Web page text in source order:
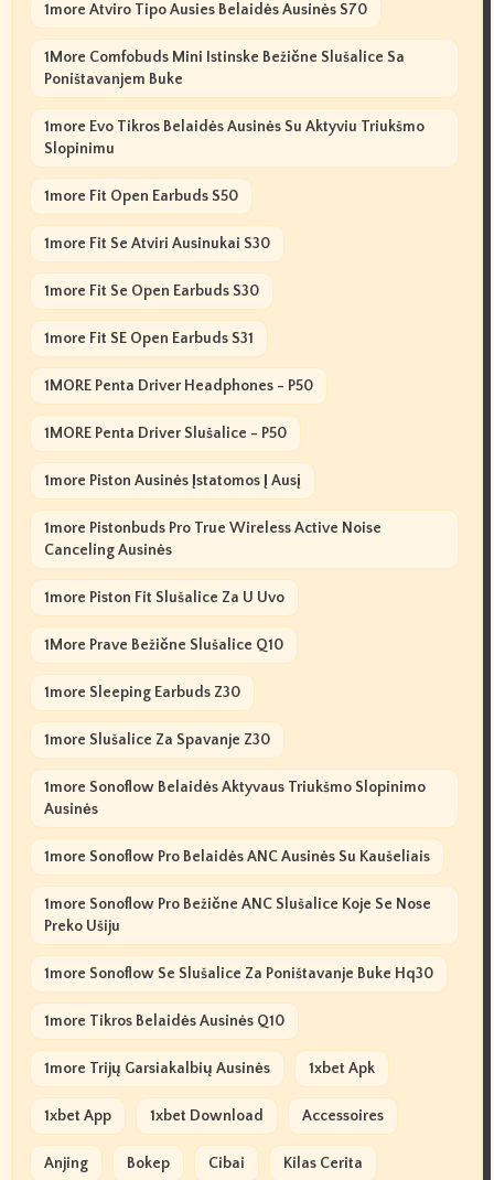
1more Atviro Tipo Ausies Belaidės Ausinės S70
1More Comfobuds Mini Istinske Bežične Slušalice Sa
Poništavanjem Buke
1more Evo Tikros Belaidės Ausinės Su Aktyviu Triukšmo
Slopinimu
1more Fit Open Earbuds S50
1more Fit Se Atviri Ausinukai S30
1more Fit Se Open Earbuds S30
1more Fit SE Open Earbuds S31
1MORE Penta Driver Headphones - P50
1MORE Penta Driver Slušalice - P50
1more Piston Ausinės Įstatomos Į Ausį
1more Pistonbuds Pro True Wireless Active Noise
Canceling Ausinės
1more Piston Fit Slušalice Za U Uvo
1More Prave Bežične Slušalice Q10
1more Sleeping Earbuds Z30
1more Slušalice Za Spavanje Z30
1more Sonoflow Belaidės Aktyvaus Triukšmo Slopinimo
Ausinės
1more Sonoflow Pro Belaidės ANC Ausinės Su Kaušeliais
1more Sonoflow Pro Bežične ANC Slušalice Koje Se Nose
Preko Ušiju
1more Sonoflow Se Slušalice Za Poništavanje Buke Hq30
1more Tikros Belaidės Ausinės Q10
1more Trijų Garsiakalbių Ausinės 1xbet Apk
1xbet App 1xbet Download Accessoires
Anjing Bokep Cibai Kilas Cerita